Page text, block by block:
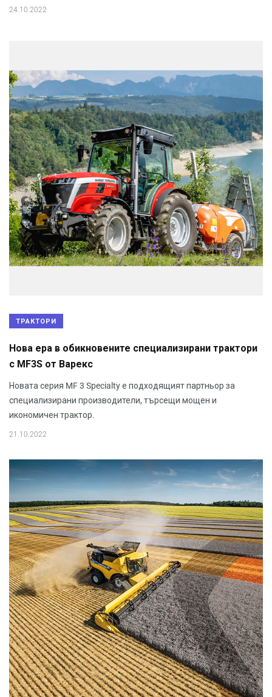
24.10.2022
ТРАКТОРИ
Нова ера в обикновените специализирани трактори
с MF3S от Варекс
Новата серия MF 3 Specialty е подходящият партньор за
специализирани производители, търсещи мощен и
икономичен трактор.
21.10.2022